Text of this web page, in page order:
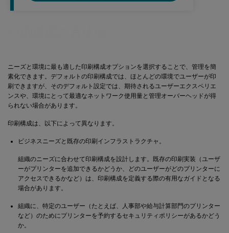
ニーズと環境に最も適した印刷構成オプションを選択することで、管理を簡
素化できます。デフォルトの印刷構成では、ほとんどの環境でユーザーが印
刷できますが、そのデフォルト設定では、期待されるユーザーエクスペリエ
ンスや、環境にとって最適なネットワーク使用量と管理オーバーヘッドが得
られない場合があります。
印刷構成は、以下によって異なります。
ビジネスニーズと既存の印刷インフラストラクチャ。
組織のニーズに合わせて印刷構成を設計します。既存の印刷実装（ユーザ
ーがプリンターを追加できるかどうか、どのユーザーがどのプリンターに
アクセスできるかなど）は、印刷構成を定義する際の有用なガイドとなる
場合があります。
組織に、特定のユーザー（たとえば、人事部や給与計算部門のプリンター
など）のためにプリンターを予約するセキュリティポリシーがあるかどう
か。